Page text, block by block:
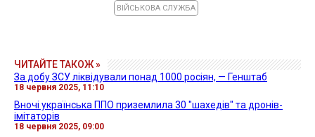
ВІЙСЬКОВА СЛУЖБА
ЧИТАЙТЕ ТАКОЖ »
За добу ЗСУ ліквідували понад 1000 росіян, — Генштаб
18 червня 2025, 11:10
Вночі українська ППО приземлила 30 "шахедів" та дронів-
імітаторів
18 червня 2025, 09:00